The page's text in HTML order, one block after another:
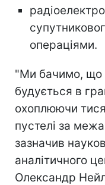
операціями.
"Ми бачимо, що
будується в
охоплюючи
пустелі за
зазначив
аналітичного
Олександр